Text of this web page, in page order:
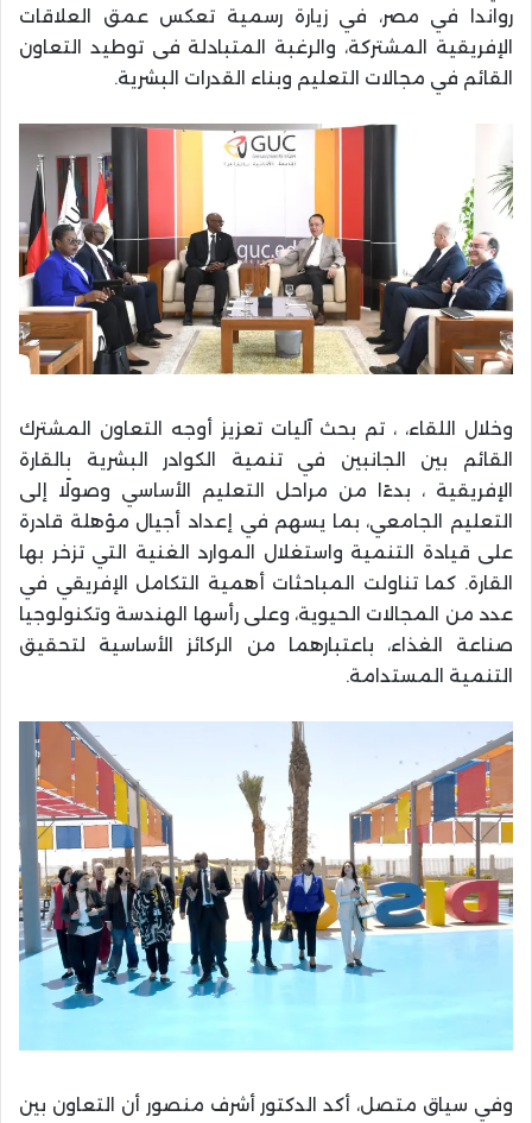
رواندا في مصر، في زيارة رسمية تعكس عمق العلاقات
الإفريقية المشتركة، والرغبة المتبادلة فى توطيد التعاون
القائم في مجالات التعليم وبناء القدرات البشرية.
وخلال اللقاء، ، تم بحث آليات تعزيز أوجه التعاون المشترك
القائم بين الجانبين في تنمية الكوادر البشرية بالقارة
الإفريقية ، بدءًا من مراحل التعليم الأساسي وصولًا إلى
التعليم الجامعي، بما يسهم في إعداد أجيال مؤهلة قادرة
على قيادة التنمية واستغلال الموارد الغنية التي تزخر بها
القارة. كما تناولت المباحثات أهمية التكامل الإفريقي في
عدد من المجالات الحيوية، وعلى رأسها الهندسة وتكنولوجيا
صناعة الغذاء، باعتبارهما من الركائز الأساسية لتحقيق
التنمية المستدامة.
وفي سياق متصل، أكد الدكتور أشرف منصور أن التعاون بين